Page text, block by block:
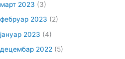
март 2023 (3)
фебруар 2023 (2)
јануар 2023 (4)
децембар 2022 (5)